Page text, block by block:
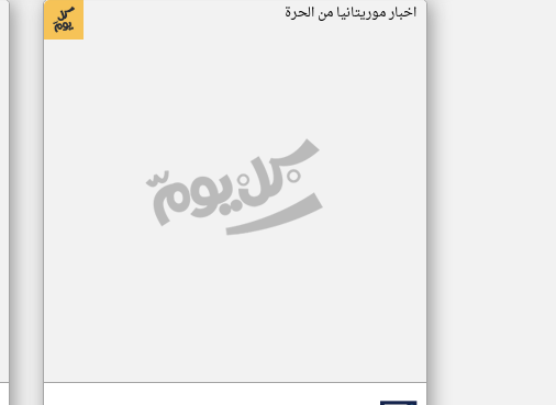
اخبار موريتانيا من الحرة